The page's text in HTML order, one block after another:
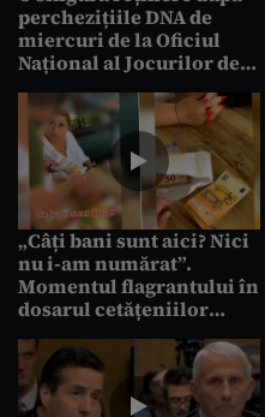
perchezițiile DNA de
miercuri de la Oficiul
Național al Jocurilor de
Noroc. Trei inspectori și
un administrator de
firmă au control judiciar
„Câți bani sunt aici? Nici
nu i-am numărat”.
Momentul flagrantului în
dosarul cetățeniilor
fraudulos. Ce sumă au
găsit procurorii